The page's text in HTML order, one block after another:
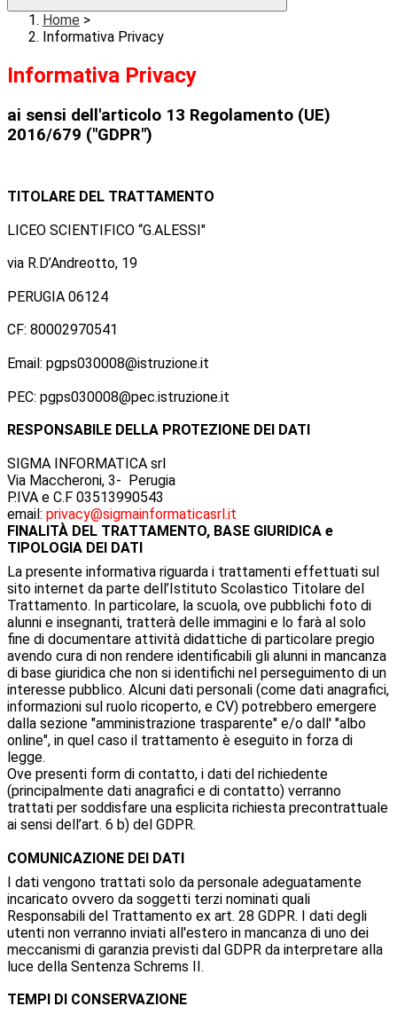
Home >
Informativa Privacy
Informativa Privacy
ai sensi dell'articolo 13 Regolamento (UE)
2016/679 ("GDPR")
TITOLARE DEL TRATTAMENTO
LICEO SCIENTIFICO “G.ALESSI"
via R.D’Andreotto, 19
PERUGIA 06124
CF: 80002970541
Email: pgps030008@istruzione.it
PEC: pgps030008@pec.istruzione.it
RESPONSABILE DELLA PROTEZIONE DEI DATI
SIGMA INFORMATICA srl
Via Maccheroni, 3- Perugia
P.IVA e C.F 03513990543
email: privacy@sigmainformaticasrl.it
FINALITÀ DEL TRATTAMENTO, BASE GIURIDICA e
TIPOLOGIA DEI DATI
La presente informativa riguarda i trattamenti effettuati sul
sito internet da parte dell’Istituto Scolastico Titolare del
Trattamento. In particolare, la scuola, ove pubblichi foto di
alunni e insegnanti, tratterà delle immagini e lo farà al solo
fine di documentare attività didattiche di particolare pregio
avendo cura di non rendere identificabili gli alunni in mancanza
di base giuridica che non si identifichi nel perseguimento di un
interesse pubblico. Alcuni dati personali (come dati anagrafici,
informazioni sul ruolo ricoperto, e CV) potrebbero emergere
dalla sezione "amministrazione trasparente" e/o dall' "albo
online", in quel caso il trattamento è eseguito in forza di
legge.
Ove presenti form di contatto, i dati del richiedente
(principalmente dati anagrafici e di contatto) verranno
trattati per soddisfare una esplicita richiesta precontrattuale
ai sensi dell’art. 6 b) del GDPR.
COMUNICAZIONE DEI DATI
I dati vengono trattati solo da personale adeguatamente
incaricato ovvero da soggetti terzi nominati quali
Responsabili del Trattamento ex art. 28 GDPR. I dati degli
utenti non verranno inviati all'estero in mancanza di uno dei
meccanismi di garanzia previsti dal GDPR da interpretare alla
luce della Sentenza Schrems II.
TEMPI DI CONSERVAZIONE